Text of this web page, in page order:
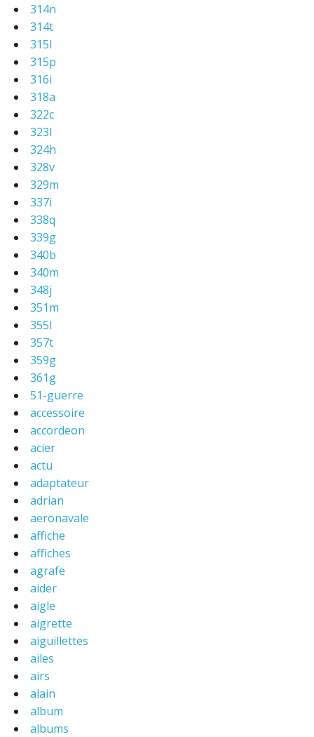
314n
314t
315l
315p
316i
318a
322c
323l
324h
328v
329m
337i
338q
339g
340b
340m
348j
351m
355l
357t
359g
361g
51-guerre
accessoire
accordeon
acier
actu
adaptateur
adrian
aeronavale
affiche
affiches
agrafe
aider
aigle
aigrette
aiguillettes
ailes
airs
alain
album
albums